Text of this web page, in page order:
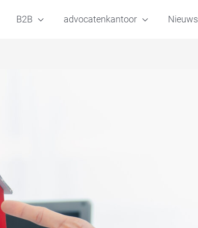
B2B advocatenkantoor Nieuws